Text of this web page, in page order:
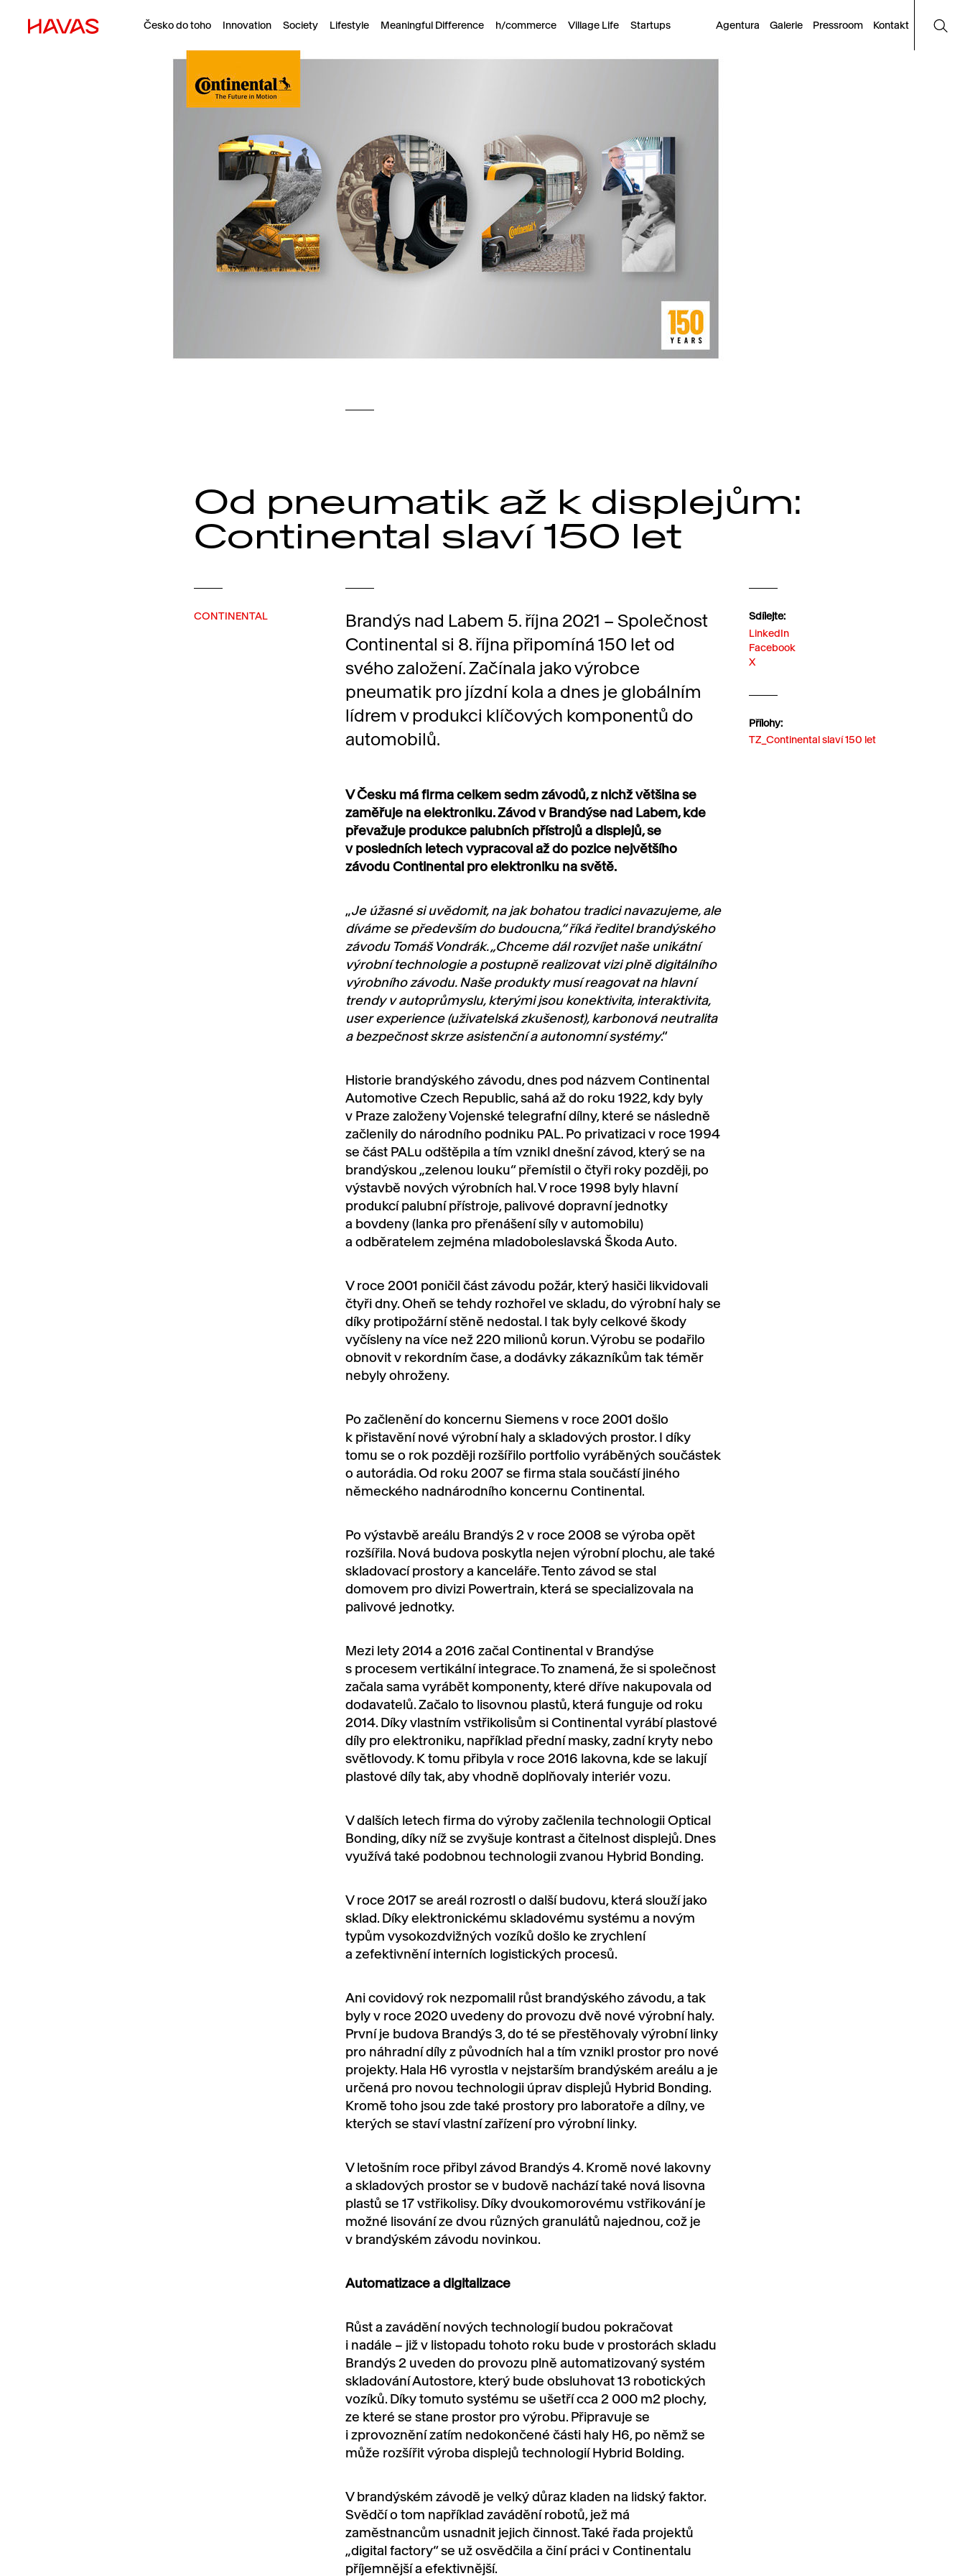
Česko do toho Innovation Society Lifestyle Meaningful Difference h/commerce Village Life Startups Agentura Galerie Pressroom Kontakt
Od pneumatik až k displejům:
Continental slaví 150 let
CONTINENTAL
Brandýs nad Labem 5. října 2021 – Společnost
Continental si 8. října připomíná 150 let od
svého založení. Začínala jako výrobce
pneumatik pro jízdní kola a dnes je globálním
lídrem v produkci klíčových komponentů do
automobilů.
Sdílejte:
LinkedIn
Facebook
X
Přílohy:
TZ_Continental slaví 150 let
V Česku má firma celkem sedm závodů, z nichž většina se
zaměřuje na elektroniku. Závod v Brandýse nad Labem, kde
převažuje produkce palubních přístrojů a displejů, se
v posledních letech vypracoval až do pozice největšího
závodu Continental pro elektroniku na světě.
„Je úžasné si uvědomit, na jak bohatou tradici navazujeme, ale
díváme se především do budoucna,“ říká ředitel brandýského
závodu Tomáš Vondrák. „Chceme dál rozvíjet naše unikátní
výrobní technologie a postupně realizovat vizi plně digitálního
výrobního závodu. Naše produkty musí reagovat na hlavní
trendy v autoprůmyslu, kterými jsou konektivita, interaktivita,
user experience (uživatelská zkušenost), karbonová neutralita
a bezpečnost skrze asistenční a autonomní systémy.“
Historie brandýského závodu, dnes pod názvem Continental
Automotive Czech Republic, sahá až do roku 1922, kdy byly
v Praze založeny Vojenské telegrafní dílny, které se následně
začlenily do národního podniku PAL. Po privatizaci v roce 1994
se část PALu odštěpila a tím vznikl dnešní závod, který se na
brandýskou „zelenou louku“ přemístil o čtyři roky později, po
výstavbě nových výrobních hal. V roce 1998 byly hlavní
produkcí palubní přístroje, palivové dopravní jednotky
a bovdeny (lanka pro přenášení síly v automobilu)
a odběratelem zejména mladoboleslavská Škoda Auto.
V roce 2001 poničil část závodu požár, který hasiči likvidovali
čtyři dny. Oheň se tehdy rozhořel ve skladu, do výrobní haly se
díky protipožární stěně nedostal. I tak byly celkové škody
vyčísleny na více než 220 milionů korun. Výrobu se podařilo
obnovit v rekordním čase, a dodávky zákazníkům tak téměr
nebyly ohroženy.
Po začlenění do koncernu Siemens v roce 2001 došlo
k přistavění nové výrobní haly a skladových prostor. I díky
tomu se o rok později rozšířilo portfolio vyráběných součástek
o autorádia. Od roku 2007 se firma stala součástí jiného
německého nadnárodního koncernu Continental.
Po výstavbě areálu Brandýs 2 v roce 2008 se výroba opět
rozšířila. Nová budova poskytla nejen výrobní plochu, ale také
skladovací prostory a kanceláře. Tento závod se stal
domovem pro divizi Powertrain, která se specializovala na
palivové jednotky.
Mezi lety 2014 a 2016 začal Continental v Brandýse
s procesem vertikální integrace. To znamená, že si společnost
začala sama vyrábět komponenty, které dříve nakupovala od
dodavatelů. Začalo to lisovnou plastů, která funguje od roku
2014. Díky vlastním vstřikolisům si Continental vyrábí plastové
díly pro elektroniku, například přední masky, zadní kryty nebo
světlovody. K tomu přibyla v roce 2016 lakovna, kde se lakují
plastové díly tak, aby vhodně doplňovaly interiér vozu.
V dalších letech firma do výroby začlenila technologii Optical
Bonding, díky níž se zvyšuje kontrast a čitelnost displejů. Dnes
využívá také podobnou technologii zvanou Hybrid Bonding.
V roce 2017 se areál rozrostl o další budovu, která slouží jako
sklad. Díky elektronickému skladovému systému a novým
typům vysokozdvižných vozíků došlo ke zrychlení
a zefektivnění interních logistických procesů.
Ani covidový rok nezpomalil růst brandýského závodu, a tak
byly v roce 2020 uvedeny do provozu dvě nové výrobní haly.
První je budova Brandýs 3, do té se přestěhovaly výrobní linky
pro náhradní díly z původních hal a tím vznikl prostor pro nové
projekty. Hala H6 vyrostla v nejstarším brandýském areálu a je
určená pro novou technologii úprav displejů Hybrid Bonding.
Kromě toho jsou zde také prostory pro laboratoře a dílny, ve
kterých se staví vlastní zařízení pro výrobní linky.
V letošním roce přibyl závod Brandýs 4. Kromě nové lakovny
a skladových prostor se v budově nachází také nová lisovna
plastů se 17 vstřikolisy. Díky dvoukomorovému vstřikování je
možné lisování ze dvou různých granulátů najednou, což je
v brandýském závodu novinkou.
Automatizace a digitalizace
Růst a zavádění nových technologií budou pokračovat
i nadále – již v listopadu tohoto roku bude v prostorách skladu
Brandýs 2 uveden do provozu plně automatizovaný systém
skladování Autostore, který bude obsluhovat 13 robotických
vozíků. Díky tomuto systému se ušetří cca 2 000 m2 plochy,
ze které se stane prostor pro výrobu. Připravuje se
i zprovoznění zatím nedokončené části haly H6, po němž se
může rozšířit výroba displejů technologií Hybrid Bolding.
V brandýském závodě je velký důraz kladen na lidský faktor.
Svědčí o tom například zavádění robotů, jež má
zaměstnancům usnadnit jejich činnost. Také řada projektů
„digital factory“ se už osvědčila a činí práci v Continentalu
příjemnější a efektivnější.